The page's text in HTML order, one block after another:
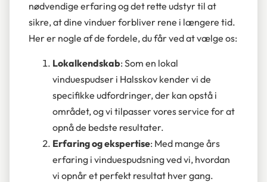
nødvendige erfaring og det rette udstyr til at
sikre, at dine vinduer forbliver rene i længere tid.
Her er nogle af de fordele, du får ved at vælge os:
Lokalkendskab: Som en lokal
vinduespudser i Halsskov kender vi de
specifikke udfordringer, der kan opstå i
området, og vi tilpasser vores service for at
opnå de bedste resultater.
Erfaring og ekspertise: Med mange års
erfaring i vinduespudsning ved vi, hvordan
vi opnår et perfekt resultat hver gang.